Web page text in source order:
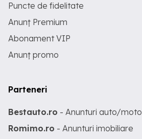
Puncte de fidelitate
Anunț Premium
Abonament VIP
Anunț promo
Parteneri
Bestauto.ro - Anunturi auto/moto
Romimo.ro - Anunturi imobiliare